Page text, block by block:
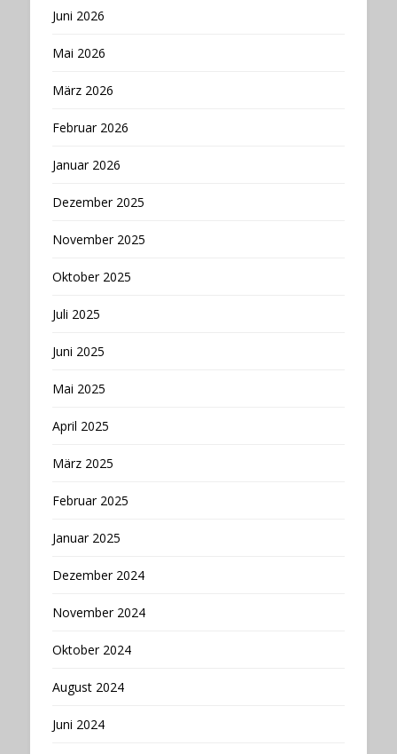
Juni 2026
Mai 2026
März 2026
Februar 2026
Januar 2026
Dezember 2025
November 2025
Oktober 2025
Juli 2025
Juni 2025
Mai 2025
April 2025
März 2025
Februar 2025
Januar 2025
Dezember 2024
November 2024
Oktober 2024
August 2024
Juni 2024